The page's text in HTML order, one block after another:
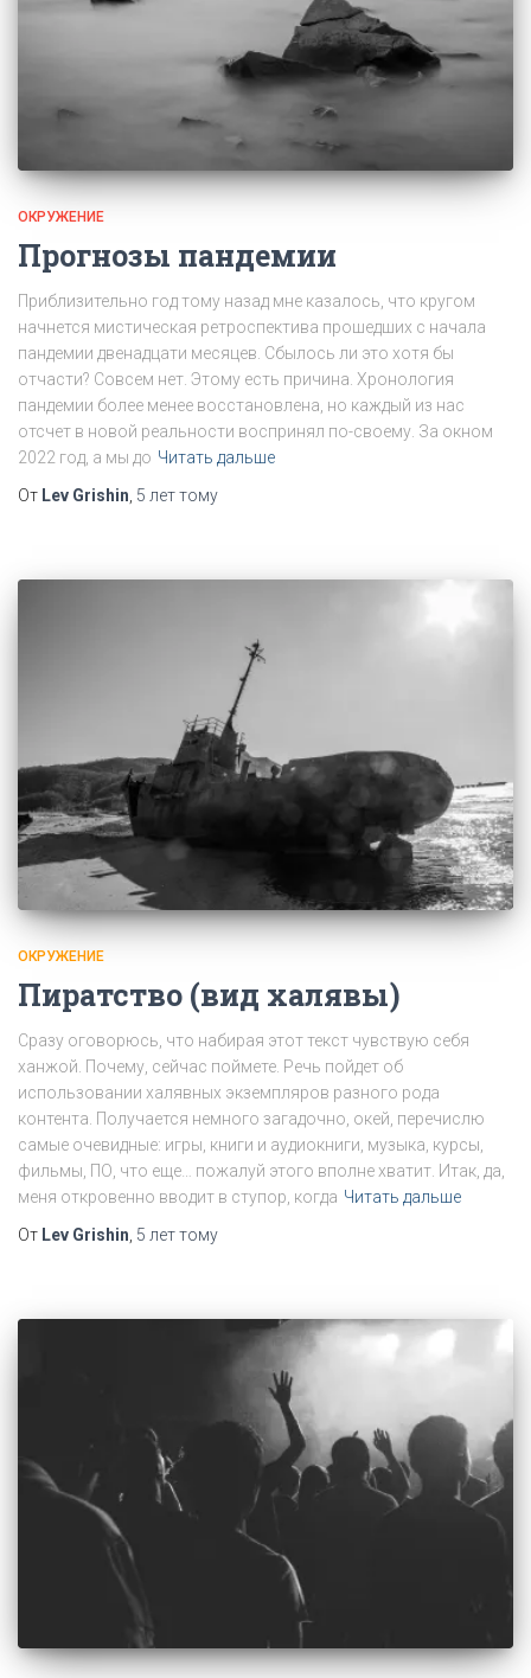
ОКРУЖЕНИЕ
Прогнозы пандемии
Приблизительно год тому назад мне казалось, что кругом
начнется мистическая ретроспектива прошедших с начала
пандемии двенадцати месяцев. Сбылось ли это хотя бы
отчасти? Совсем нет. Этому есть причина. Хронология
пандемии более менее восстановлена, но каждый из нас
отсчет в новой реальности воспринял по-своему. За окном
2022 год, а мы до Читать дальше
От Lev Grishin 5 леттому
ОКРУЖЕНИЕ
Пиратство (вид халявы)
Сразу оговорюсь, что набирая этот текст чувствую себя
ханжой. Почему, сейчас поймете. Речь пойдет об
использовании халявных экземпляров разного рода
контента. Получается немного загадочно, окей, перечислю
самые очевидные: игры, книги и аудиокниги, музыка, курсы,
фильмы, ПО, что еще… пожалуй этого вполне хватит. Итак, да,
меня откровенно вводит в ступор, когда Читать дальше
От Lev Grishin 5 леттому